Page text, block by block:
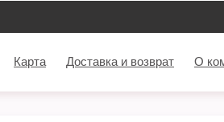
Карта Доставка и возврат О